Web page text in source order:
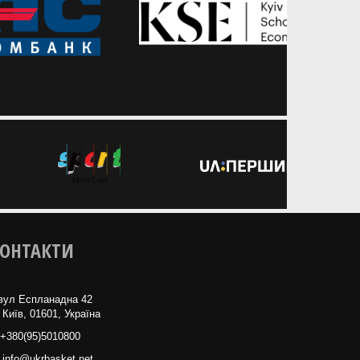
Еспланадна 42
01601, Україна
+380(95)5010800